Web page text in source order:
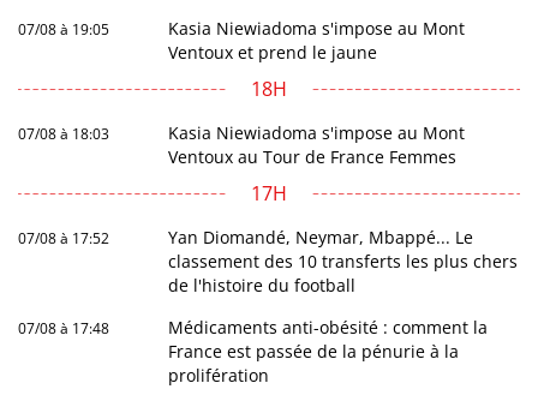
07/08 à 19:05
Kasia Niewiadoma s'impose au Mont
Ventoux et prend le jaune
18H
07/08 à 18:03
Kasia Niewiadoma s'impose au Mont
Ventoux au Tour de France Femmes
17H
07/08 à 17:52
Yan Diomandé, Neymar, Mbappé... Le
classement des 10 transferts les plus chers
de l'histoire du football
07/08 à 17:48
Médicaments anti-obésité : comment la
France est passée de la pénurie à la
prolifération